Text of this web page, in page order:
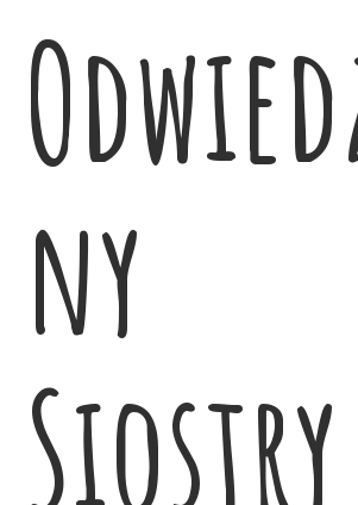
ny
Siostry